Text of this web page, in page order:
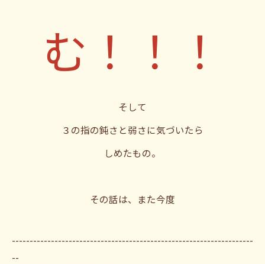
む ！！！
そして
３の指の鈍さと弱さに気づいたら
しめたもの。
その話は、また今度
--------------------------------------------------------------------
--